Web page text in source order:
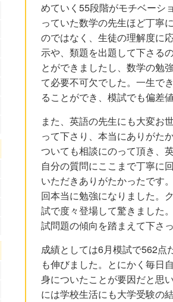
めていく55段階がモチベーシ
っていた数学の先生ほど丁寧
のではなく、生徒の理解度に
示や、類題を出題して下さる
とができましたし、数学の勉
て必要不可欠でした。一生で
ることができ、模試でも偏差
また、英語の先生にも大変お
って下さり、本当にありがた
ついても相談にのって頂き、
自分の質問にここまで丁寧に
いただきありがたかったです
回本当に勉強になりました。
試で度々登場して驚きました
試問題の傾向を踏まえて下さ
成績としては6月模試で562点
も伸びました。とにかく毎日
身についたことが要因だと思
には学校生活にも大学受験の